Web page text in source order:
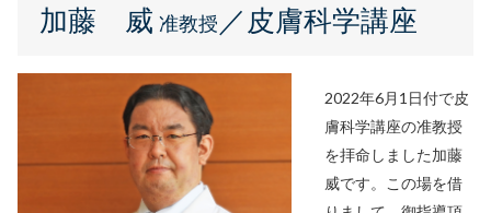
加藤 威 准教授 ／皮膚科学講座
2022年6月1日付で皮
膚科学講座の准教授
を拝命しました加藤
威です。この場を借